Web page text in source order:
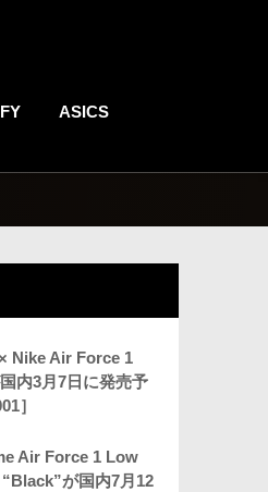
ASICS
Nike Air Force 1
内3月7日に発売予
］
Air Force 1 Low
が国内7月12